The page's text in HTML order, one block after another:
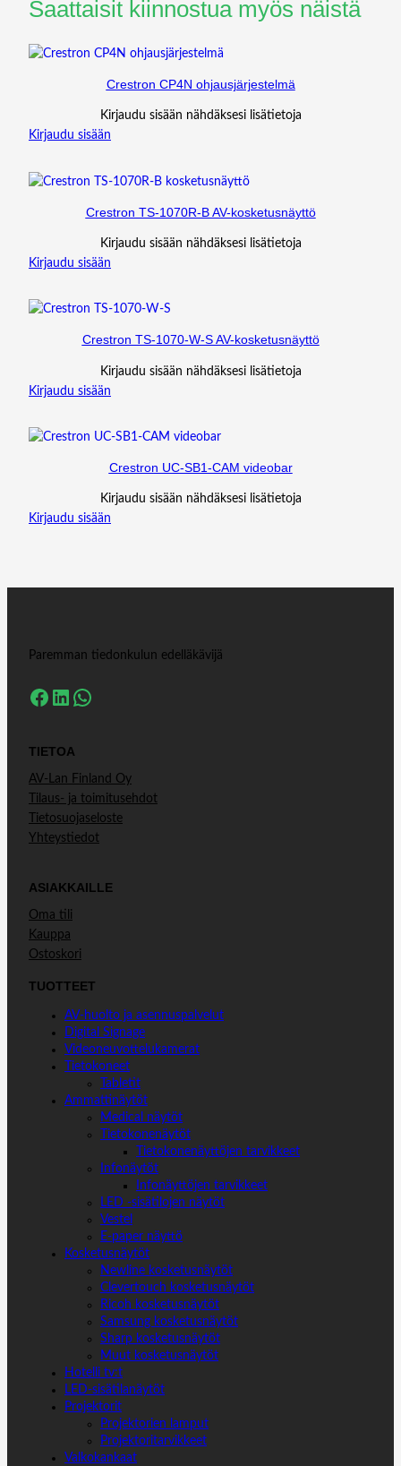
Saattaisit kiinnostua myös näistä
Crestron CP4N ohjausjärjestelmä
Kirjaudu sisään nähdäksesi lisätietoja
Kirjaudu sisään
Crestron TS-1070R-B AV-kosketusnäyttö
Kirjaudu sisään nähdäksesi lisätietoja
Kirjaudu sisään
Crestron TS-1070-W-S AV-kosketusnäyttö
Kirjaudu sisään nähdäksesi lisätietoja
Kirjaudu sisään
Crestron UC-SB1-CAM videobar
Kirjaudu sisään nähdäksesi lisätietoja
Kirjaudu sisään
Paremman tiedonkulun edelläkävijä
Facebook LinkedIn WhatsApp
TIETOA
AV-Lan Finland Oy
Tilaus- ja toimitusehdot
Tietosuojaseloste
Yhteystiedot
ASIAKKAILLE
Oma tili
Kauppa
Ostoskori
TUOTTEET
AV-huolto ja asennuspalvelut
Digital Signage
Videoneuvottelukamerat
Tietokoneet
Tabletit
Ammattinäytöt
Medical näytöt
Tietokonenäytöt
Tietokonenäyttöjen tarvikkeet
Infonäytöt
Infonäyttöjen tarvikkeet
LED -sisätilojen näytöt
Vestel
E-paper näyttö
Kosketusnäytöt
Newline kosketusnäytöt
Clevertouch kosketusnäytöt
Ricoh kosketusnäytöt
Samsung kosketusnäytöt
Sharp kosketusnäytöt
Muut kosketusnäytöt
Hotelli tv:t
LED-sisätilanäytöt
Projektorit
Projektorien lamput
Projektoritarvikkeet
Valkokankaat